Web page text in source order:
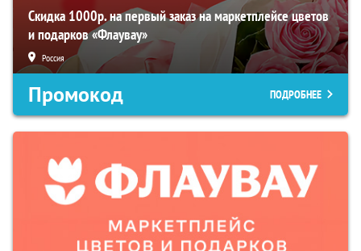
Скидка 1000р. на первый заказ на маркетплейсе цветов
и подарков «Флаувау»
Россия
Промокод ПОДРОБНЕЕ